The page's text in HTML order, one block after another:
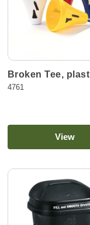
Broken Tee, plast
4761
View